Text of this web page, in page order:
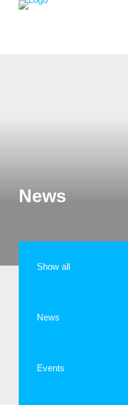
News
Show all
News
Events